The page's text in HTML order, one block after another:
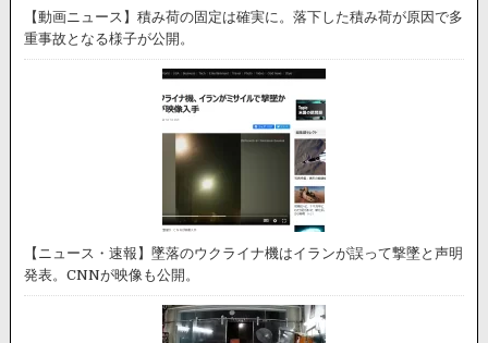
【動画ニュース】積み荷の固定は確実に。落下した積み荷が原因で多
重事故となる様子が公開。
【ニュース・速報】墜落のウクライナ機はイランが誤って撃墜と声明
発表。CNNが映像も公開。